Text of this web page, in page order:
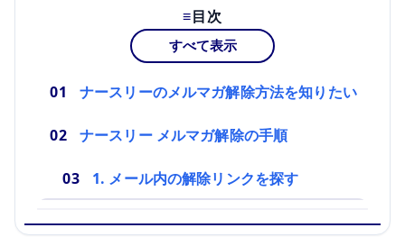
目次
すべて表示
ナースリーのメルマガ解除方法を知りたい
ナースリー メルマガ解除の手順
1. メール内の解除リンクを探す